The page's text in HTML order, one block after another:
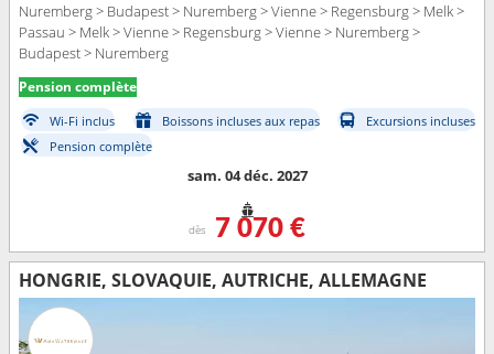
Nuremberg > Budapest > Nuremberg > Vienne > Regensburg > Melk >
Passau > Melk > Vienne > Regensburg > Vienne > Nuremberg >
Budapest > Nuremberg
Pension complète
Wi-Fi inclus Boissons incluses aux repas
Excursions incluses
Pension complète
sam. 04 déc. 2027
dès 7 070 €
HONGRIE, SLOVAQUIE, AUTRICHE, ALLEMAGNE